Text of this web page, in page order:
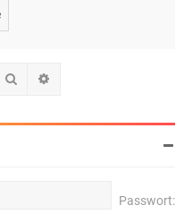
Suche
Passwort: